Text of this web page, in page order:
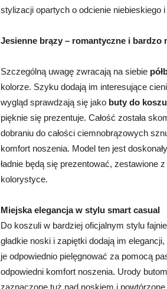
stylizacji opartych o odcienie niebieskiego
Jesienne brązy – romantyczne i bardzo
Szczególną uwagę zwracają na siebie
kolorze. Szyku dodają im interesujące
wygląd sprawdzają się jako buty do
pięknie się prezentuje. Całość została
dobraniu do całości ciemnobrązowych
komfort noszenia. Model ten jest
ładnie będą się prezentować, zestawione
kolorystyce.
Miejska elegancja w stylu smart casual
Do koszuli w bardziej oficjalnym stylu
gładkie noski i zapiętki dodają im
je odpowiednio pielęgnować za pomocą
odpowiedni komfort noszenia. Urody
zaznaczone tuż nad noskiem i